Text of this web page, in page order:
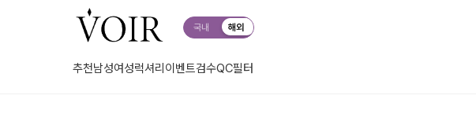
국내 해외
추천남성여성럭셔리 이벤트검수QC필터